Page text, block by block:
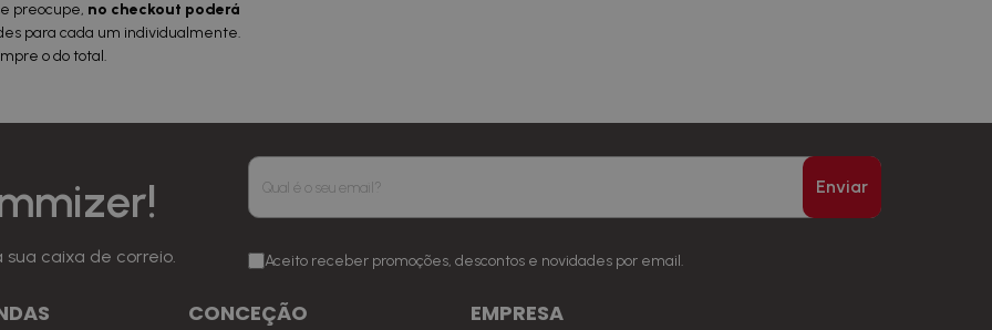
preocupe, no checkout poderá
para cada um individualmente.
o do total.
caixa de correio.
Enviar
Aceito receber promoções, descontos e novidades por email.
CONCEÇÃO EMPRESA